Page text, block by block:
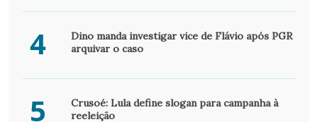
4
Dino manda investigar vice de Flávio após PGR
arquivar o caso
5
Crusoé: Lula define slogan para campanha à
reeleição